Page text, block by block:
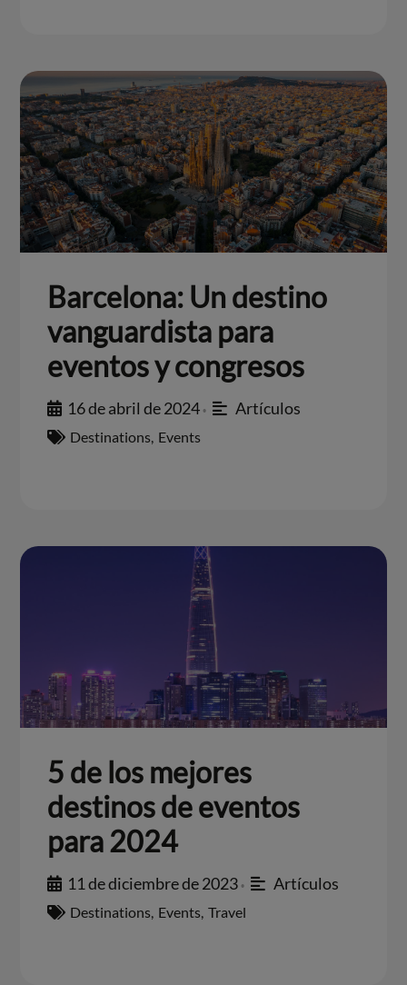
Barcelona: Un destino
vanguardista para
eventos y congresos
16 de abril de 2024 • Artículos
Destinations, Events
5 de los mejores
destinos de eventos
para 2024
11 de diciembre de 2023 • Artículos
Destinations, Events, Travel